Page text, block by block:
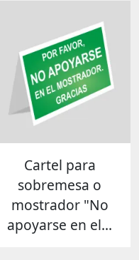
Cartel para
sobremesa o
mostrador "No
apoyarse en el...